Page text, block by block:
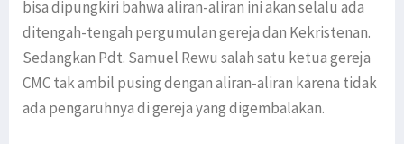
bisa dipungkiri bahwa aliran-aliran ini akan selalu ada
ditengah-tengah pergumulan gereja dan Kekristenan.
Sedangkan Pdt. Samuel Rewu salah satu ketua gereja
CMC tak ambil pusing dengan aliran-aliran karena tidak
ada pengaruhnya di gereja yang digembalakan.